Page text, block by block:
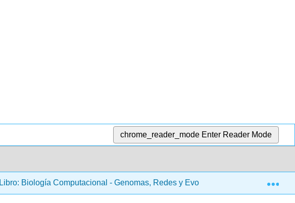
chrome_reader_mode Enter Reader Mode
Libro: Biología Computacional - Genomas, Redes y Evolución (Kellis et al.)